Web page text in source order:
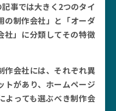
事では大きく2つのタイ
の制作会社」と「オーダ
社」に分類してその特徴
作会社には、それぞれ異
トがあり、ホームページ
よっても選ぶべき制作会